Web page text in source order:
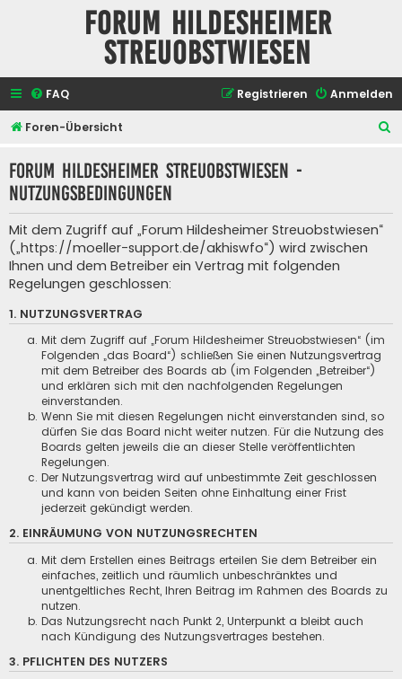
Forum Hildesheimer
Streuobstwiesen
FAQ Anmelden
Registrieren
Foren-Übersicht
Forum Hildesheimer Streuobstwiesen -
Nutzungsbedingungen
Mit dem Zugriff auf „Forum Hildesheimer Streuobstwiesen“
(„https://moeller-support.de/akhiswfo“) wird zwischen
Ihnen und dem Betreiber ein Vertrag mit folgenden
Regelungen geschlossen:
1. NUTZUNGSVERTRAG
Mit dem Zugriff auf „Forum Hildesheimer Streuobstwiesen“ (im
Folgenden „das Board“) schließen Sie einen Nutzungsvertrag
mit dem Betreiber des Boards ab (im Folgenden „Betreiber“)
und erklären sich mit den nachfolgenden Regelungen
einverstanden.
Wenn Sie mit diesen Regelungen nicht einverstanden sind, so
dürfen Sie das Board nicht weiter nutzen. Für die Nutzung des
Boards gelten jeweils die an dieser Stelle veröffentlichten
Regelungen.
Der Nutzungsvertrag wird auf unbestimmte Zeit geschlossen
und kann von beiden Seiten ohne Einhaltung einer Frist
jederzeit gekündigt werden.
2. EINRÄUMUNG VON NUTZUNGSRECHTEN
Mit dem Erstellen eines Beitrags erteilen Sie dem Betreiber ein
einfaches, zeitlich und räumlich unbeschränktes und
unentgeltliches Recht, Ihren Beitrag im Rahmen des Boards zu
nutzen.
Das Nutzungsrecht nach Punkt 2, Unterpunkt a bleibt auch
nach Kündigung des Nutzungsvertrages bestehen.
3. PFLICHTEN DES NUTZERS